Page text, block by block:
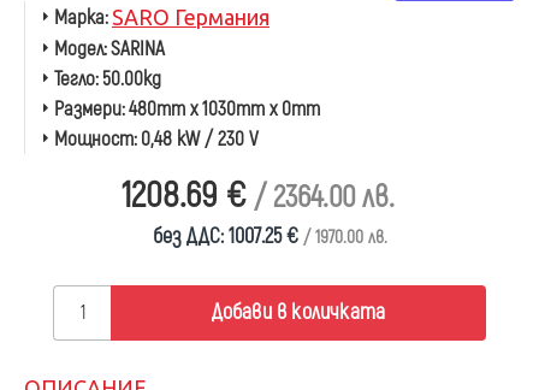
1208.69 € / 2364.00 лв.
без ДДС: 1007.25 € / 1970.00 лв.
Марка: SARO Германия
Модел:SARINA
Тегло:50.00kg
Размери:480mm x 1030mm x 0mm
Мощност:0,48 kW / 230 V
Добави в количката